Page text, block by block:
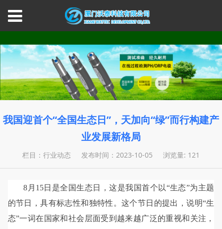
我国迎首个“全国生态日”，天加向“绿”而行构建产
业发展新格局
栏目：行业动态 发布时间：2023-10-05 浏览量: 121
8月15日是全国生态日，这是我国首个以“生态”为主题
的节日，具有标志性和独特性。这个节日的提出，说明“生
态”一词在国家和社会层面受到越来越广泛的重视和关注，